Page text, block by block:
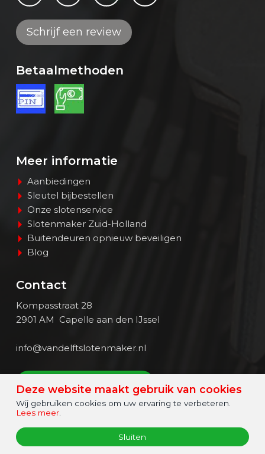
Schrijf een review
Betaalmethoden
Meer informatie
Aanbiedingen
Sleutel bijbestellen
Onze slotenservice
Slotenmaker Zuid-Holland
Buitendeuren opnieuw beveiligen
Blog
Contact
Kompasstraat 28
2901 AM Capelle aan den IJssel
info@vandelftslotenmaker.nl
BEL > (010) - 273 6300
© 2026 - Van Delft Slotenmaker
Sitemap
Deze website maakt gebruik van cookies
Wij gebruiken cookies om uw ervaring te verbeteren.
Lees meer.
Sluiten